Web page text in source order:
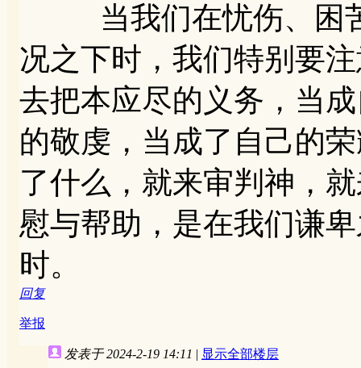
当我们在忧伤、困苦
况之下时，我们特别要
去把本应尽的义务，当
的敬虔，当成了自己的
了什么，就来审判神，
慰与帮助，是在我们谦
时。
回复
举报
发表于 2024-2-19 14:11 | 显示全部楼层